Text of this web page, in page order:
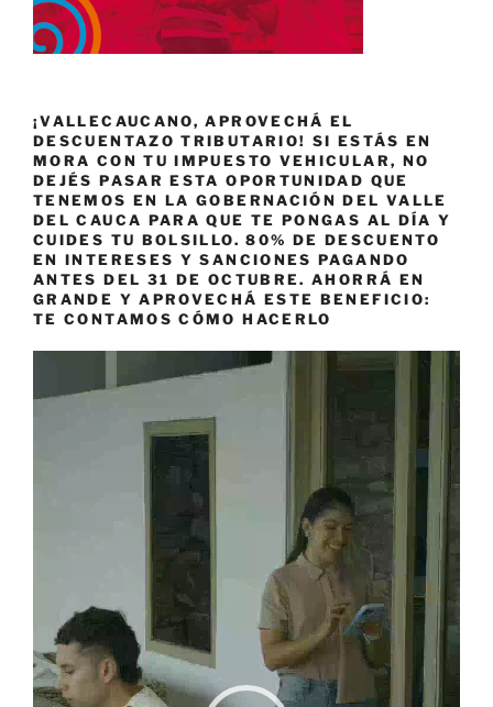
¡VALLECAUCANO, APROVECHÁ EL
DESCUENTAZO TRIBUTARIO! SI ESTÁS EN
MORA CON TU IMPUESTO VEHICULAR, NO
DEJÉS PASAR ESTA OPORTUNIDAD QUE
TENEMOS EN LA GOBERNACIÓN DEL VALLE
DEL CAUCA PARA QUE TE PONGAS AL DÍA Y
CUIDES TU BOLSILLO. 80% DE DESCUENTO
EN INTERESES Y SANCIONES PAGANDO
ANTES DEL 31 DE OCTUBRE. AHORRÁ EN
GRANDE Y APROVECHÁ ESTE BENEFICIO:
TE CONTAMOS CÓMO HACERLO